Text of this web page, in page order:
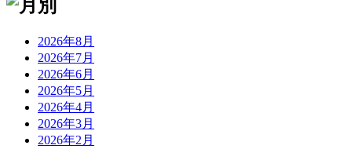
2026年8月
2026年7月
2026年6月
2026年5月
2026年4月
2026年3月
2026年2月